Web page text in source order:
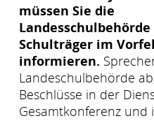
müssen Sie die
Schulträger im
informieren.
Landeschulbehörde
Beschlüsse in der
Gesamtkonferenz und